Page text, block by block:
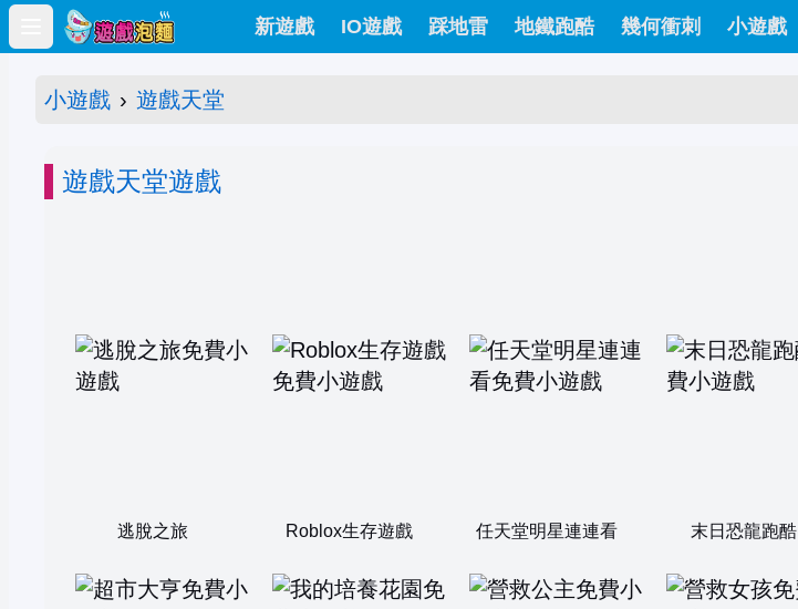
Open main menu
新遊戲 IO遊戲 踩地雷 地鐵跑酷 幾何衝刺 小遊戲
小遊戲 › 遊戲天堂
遊戲天堂遊戲
逃脫之旅 Roblox生存遊戲 任天堂明星連連看 末日恐龍跑酷